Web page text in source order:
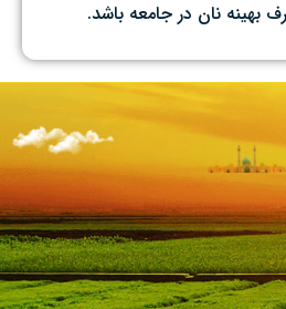
نان در جامعه باشد.